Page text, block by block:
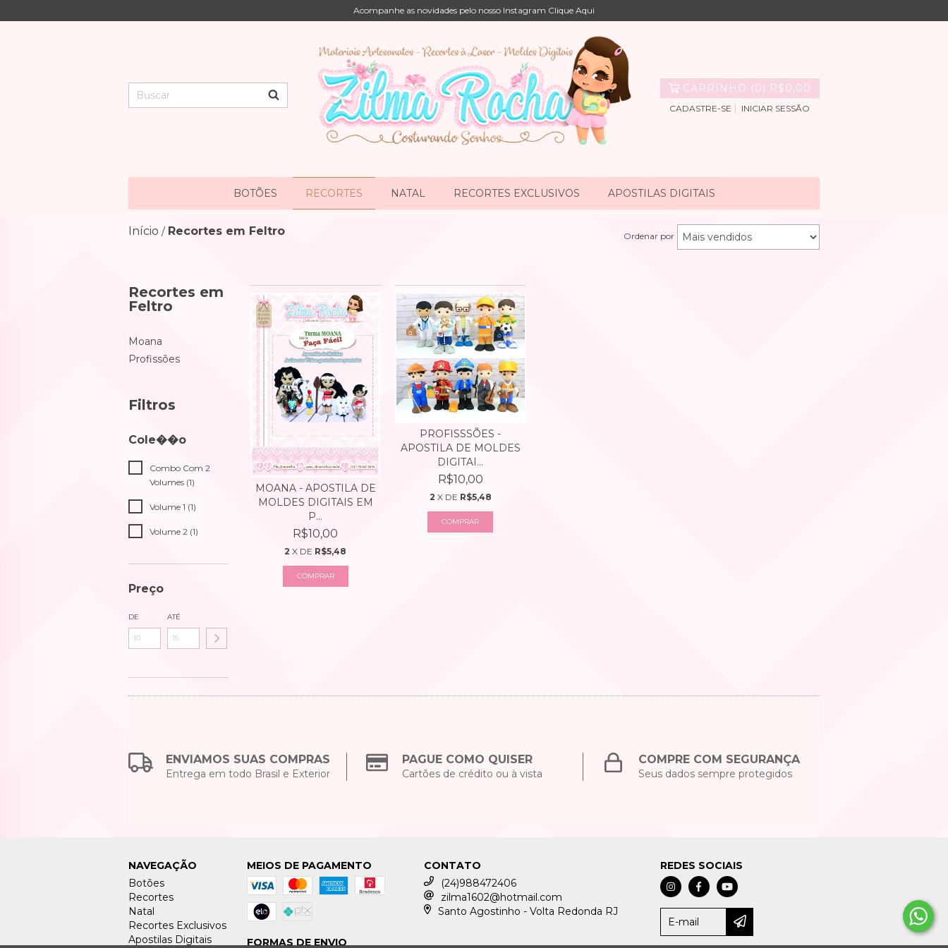
Acompanhe as novidades pelo nosso Instagram Clique Aqui
CARRINHO (0) R$0,00
CADASTRE-SE INICIAR SESSÃO
BOTÕES RECORTES NATAL RECORTES EXCLUSIVOS APOSTILAS DIGITAIS
Início / Recortes em Feltro Ordenar por
Recortes em
Feltro
Moana
Profissões
Filtros
Cole��o
Combo Com 2
Volumes (1)
Volume 1 (1)
Volume 2 (1)
Preço
DE ATÉ
MOANA - APOSTILA DE
MOLDES DIGITAIS EM
P...
R$10,00
2 X DE R$5,48
PROFISSSÕES -
APOSTILA DE MOLDES
DIGITAI...
R$10,00
2 X DE R$5,48
COMPRAR
ENVIAMOS SUAS COMPRAS
Entrega em todo Brasil e Exterior
PAGUE COMO QUISER
Cartões de crédito ou à vista
COMPRE COM SEGURANÇA
Seus dados sempre protegidos
NAVEGAÇÃO
Botões
Recortes
Natal
Recortes Exclusivos
Apostilas Digitais
MEIOS DE PAGAMENTO
FORMAS DE ENVIO
CONTATO
(24)988472406
zilma1602@hotmail.com
Santo Agostinho - Volta Redonda RJ
REDES SOCIAIS